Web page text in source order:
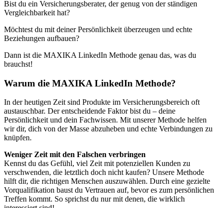
Bist du ein Versicherungsberater, der genug von der ständigen
Vergleichbarkeit hat?
Möchtest du mit deiner Persönlichkeit überzeugen und echte
Beziehungen aufbauen?
Dann ist die MAXIKA LinkedIn Methode genau das, was du
brauchst!
Warum die MAXIKA LinkedIn Methode?
In der heutigen Zeit sind Produkte im Versicherungsbereich oft
austauschbar. Der entscheidende Faktor bist du – deine
Persönlichkeit und dein Fachwissen. Mit unserer Methode helfen
wir dir, dich von der Masse abzuheben und echte Verbindungen zu
knüpfen.
Weniger Zeit mit den Falschen verbringen
Kennst du das Gefühl, viel Zeit mit potenziellen Kunden zu
verschwenden, die letztlich doch nicht kaufen? Unsere Methode
hilft dir, die richtigen Menschen auszuwählen. Durch eine gezielte
Vorqualifikation baust du Vertrauen auf, bevor es zum persönlichen
Treffen kommt. So sprichst du nur mit denen, die wirklich